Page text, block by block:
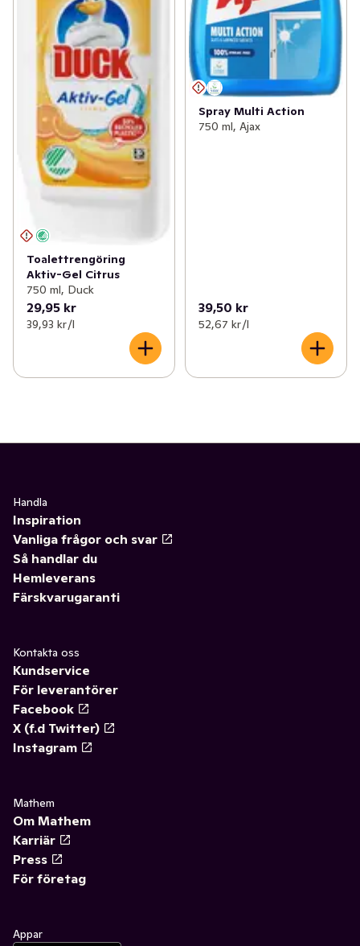
Toalettrengöring
Aktiv-Gel Citrus
750 ml, Duck
29,95 kr
39,93 kr /l
Spray Multi Action
750 ml, Ajax
39,50 kr
52,67 kr /l
Handla
Inspiration
Vanliga frågor och svar
Så handlar du
Hemleverans
Färskvarugaranti
Kontakta oss
Kundservice
För leverantörer
Facebook
X (f.d Twitter)
Instagram
Mathem
Om Mathem
Karriär
Press
För företag
Appar